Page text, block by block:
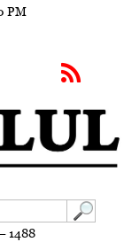
PM
1488